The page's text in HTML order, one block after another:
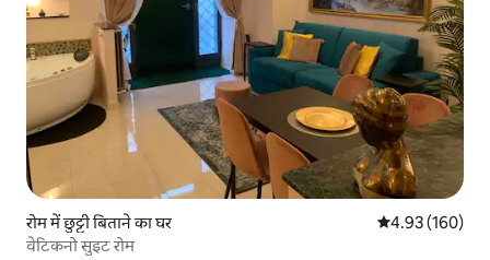
रोम में छुट्टी बिताने का घर औसत रेटिंग 5 में से
4.93 (160)
वेटिकनो सुइट रोम